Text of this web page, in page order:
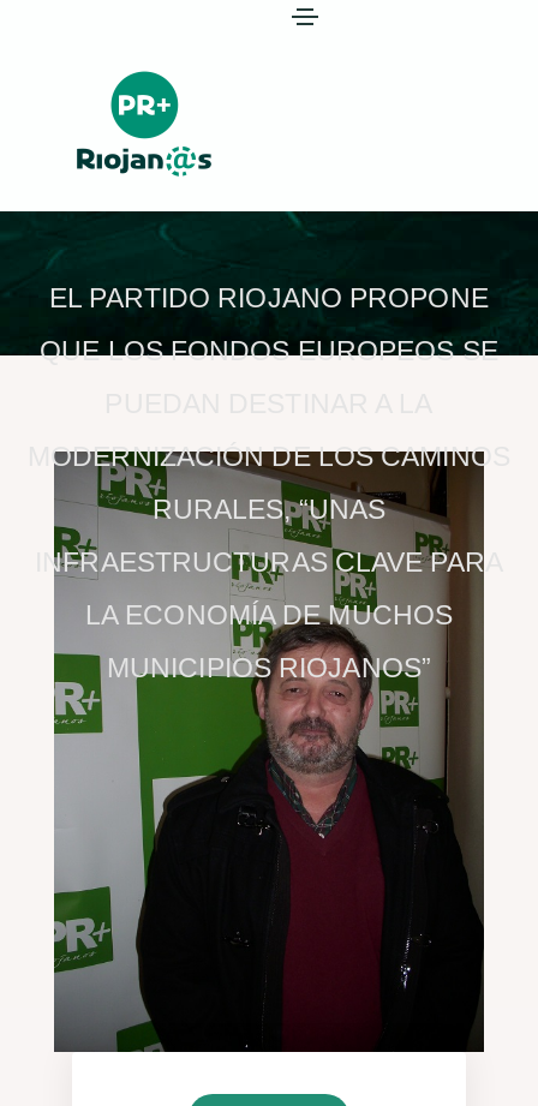
EL PARTIDO RIOJANO PROPONE
QUE LOS FONDOS EUROPEOS SE
MODERNIZACIÓN DE LOS CAMINOS
RURALES, “UNAS
INFRAESTRUCTURAS CLAVE PARA
LA ECONOMÍA DE MUCHOS
MUNICIPIOS RIOJANOS”